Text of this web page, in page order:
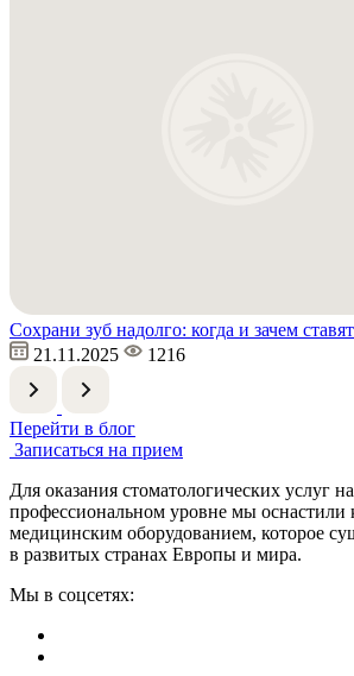
Сохрани зуб надолго: когда и зачем
21.11.2025
1216
Перейти в блог
Записаться на прием
Для оказания стоматологических услуг
профессиональном уровне мы
медицинским оборудованием, которое
в развитых странах Европы и мира.
Мы в соцсетях: